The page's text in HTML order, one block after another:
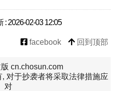
: 2026-02-03 12:05
facebook 回到顶部
cn.chosun.com
对于抄袭者将采取法律措施应
对